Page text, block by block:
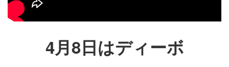
4月8日はディーボ